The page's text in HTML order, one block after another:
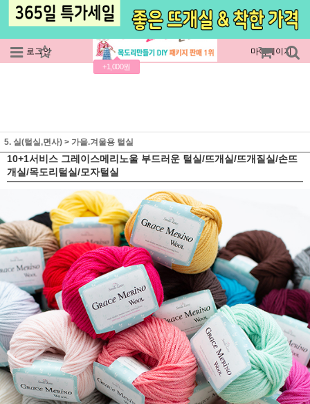
로그인 회원가입
+1,000원
주문조회 마이페이지
5. 실(털실,면사) > 가을.겨울용 털실
10+1서비스 그레이스메리노울 부드러운 털실/뜨개실/뜨개질실/손뜨
개실/목도리털실/모자털실